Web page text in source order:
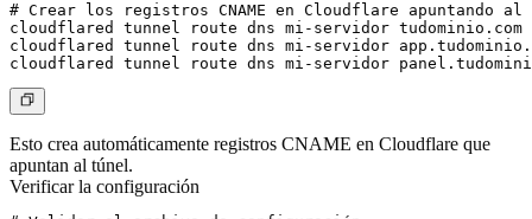
# Crear los registros CNAME en Cloudflare apuntando
cloudflared tunnel route dns mi-servidor tudominio.com
cloudflared tunnel route dns mi-servidor
Esto crea automáticamente registros CNAME en Cloudflare que
apuntan al túnel.
Verificar la configuración